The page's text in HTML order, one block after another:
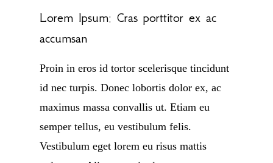
Lorem Ipsum: Cras porttitor ex ac
accumsan
Proin in eros id tortor scelerisque tincidunt
id nec turpis. Donec lobortis dolor ex, ac
maximus massa convallis ut. Etiam eu
semper tellus, eu vestibulum felis.
Vestibulum eget lorem eu risus mattis